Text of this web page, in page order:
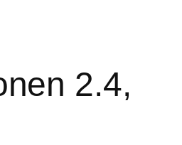
2.4,